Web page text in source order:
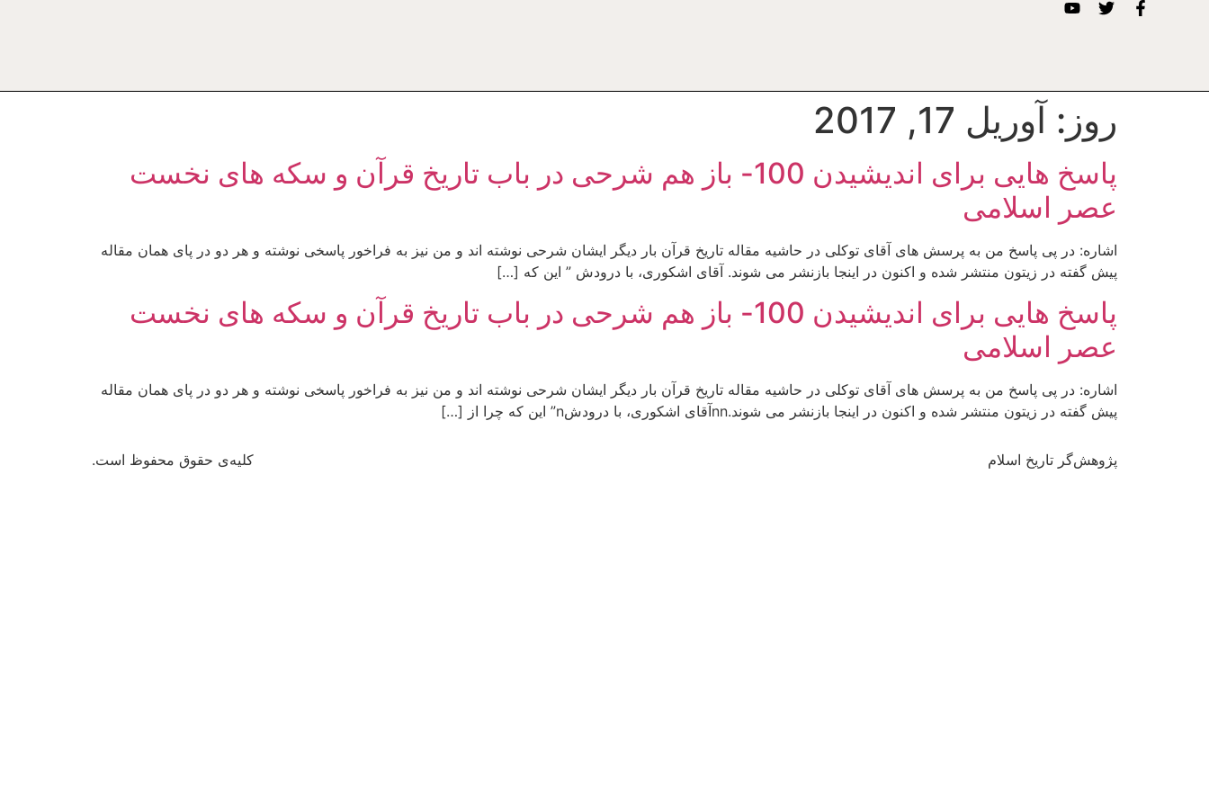
روز: آوریل 17, 2017
پاسخ هایی برای اندیشیدن 100- باز هم شرحی در باب تاریخ قرآن و سکه های نخست
عصر اسلامی
اشاره: در پی پاسخ من به پرسش های آقای توکلی در حاشیه مقاله تاریخ قرآن بار دیگر ایشان شرحی نوشته اند و من نیز به فراخور پاسخی نوشته و هر دو در پای همان مقاله
پیش گفته در زیتون منتشر شده و اکنون در اینجا بازنشر می شوند. آقای اشکوری، با درودش ” این که […]
پاسخ هایی برای اندیشیدن 100- باز هم شرحی در باب تاریخ قرآن و سکه های نخست
عصر اسلامی
اشاره: در پی پاسخ من به پرسش های آقای توکلی در حاشیه مقاله تاریخ قرآن بار دیگر ایشان شرحی نوشته اند و من نیز به فراخور پاسخی نوشته و هر دو در پای همان مقاله
پیش گفته در زیتون منتشر شده و اکنون در اینجا بازنشر می شوند.nnآقای اشکوری، با درودشn” این که چرا از […]
پژوهش‌گر تاریخ اسلام کلیه‌ی حقوق محفوظ است.